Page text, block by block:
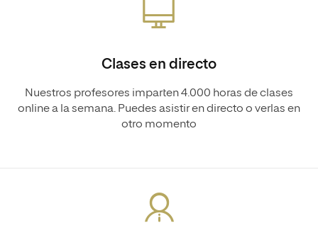
Clases en directo
Nuestros profesores imparten 4.000 horas de clases
online a la semana. Puedes asistir en directo o verlas en
otro momento